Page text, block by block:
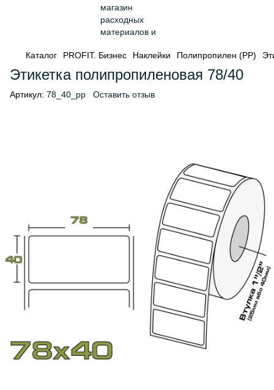
Каталог PROFIT. Бизнес Наклейки Полипропилен (PP)
Этикетка полипропиленовая 78/40
Артикул: 78_40_pp Оставить отзыв